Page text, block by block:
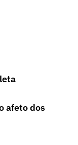
afeto dos